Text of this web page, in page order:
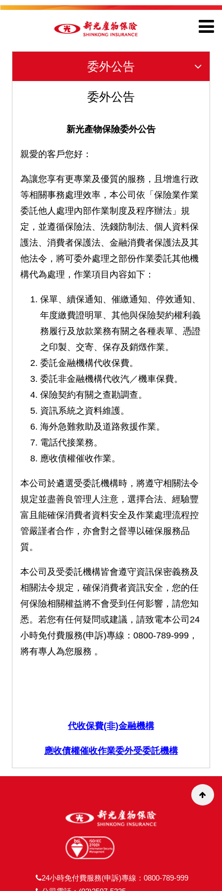
委外公告
委外公告
新光產物保險委外公告
親愛的客戶您好：
為讓您享有更專業及優質的服務，且增進行政
等相關事務處理效率，本公司依「保險業作業
委託他人處理內部作業制度及程序辦法」規
定，並遵循保險法、洗錢防制法、個人資料保
護法、消費者保護法、金融消費者保護法及其
他法令，將可委外處理之部份作業委託其他機
構代為處理，作業項目內容如下：
保單、續保通知、催繳通知、停效通知、
年度繳費證明單、其他與保險契約權利義
務履行及放款業務有關之各種表單、憑證
之印製、交寄、保存及銷燬作業。
委託金融機構代收保費。
委託非金融機構代收汽／機車保費。
保險契約有關之查勘調查。
資訊系統之資料維護。
海外急難救助及道路救援作業。
電話代接業務。
應收債權催收作業。
本公司於遴選受委託機構時，將遵守相關法令
規定並盡善良管理人注意，選擇合法、經驗豐
富且能確保消費者資料安全及作業處理流程控
管嚴謹者合作，亦會對之督導以確保服務品
質。
本公司及受委託機構皆會遵守資訊保密義務及
相關法令規定，確保消費者資訊安全，您的任
何保險相關權益將不會受到任何影響，請您知
悉。若您有任何疑問或建議，請致電本公司24
小時免付費服務(申訴)專線：0800-789-999，
將有專人為您服務 。
代收保費(非)金融機構
應收債權催收作業委外受委託機構
24小時免付費服務(申訴)專線：0800-789-999